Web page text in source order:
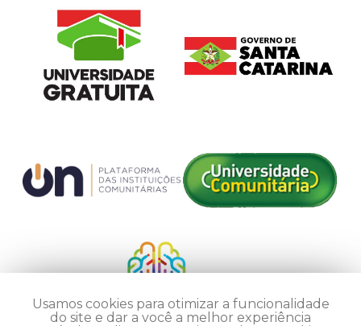
Usamos cookies para otimizar a funcionalidade
do site e dar a você a melhor experiência